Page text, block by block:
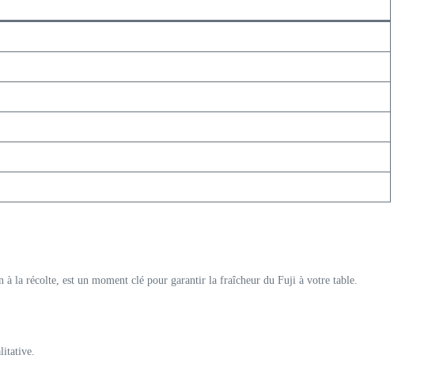
à la récolte, est un moment clé pour garantir la fraîcheur du Fuji à votre table.